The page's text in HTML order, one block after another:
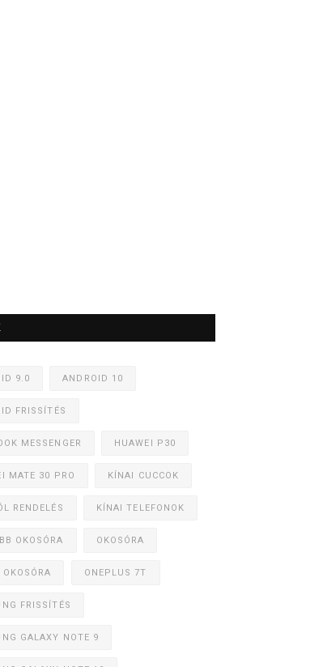
9.0 ANDROID 10
FRISSÍTÉS
MESSENGER HUAWEI P30
MATE 30 PRO KÍNAI CUCCOK
RENDELÉS KÍNAI TELEFONOK
OKOSÓRA OKOSÓRA
OKOSÓRA ONEPLUS 7T
FRISSÍTÉS
GALAXY NOTE 9